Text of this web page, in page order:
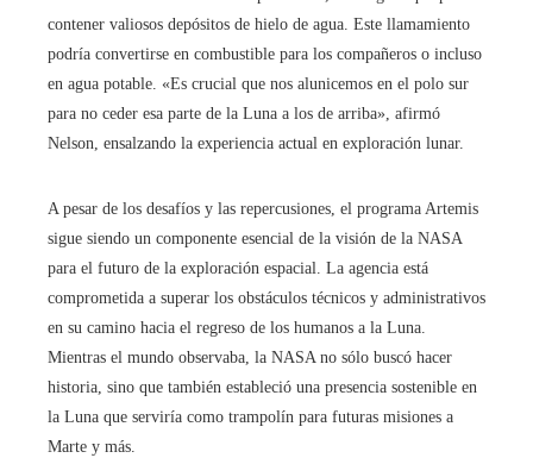
contener valiosos depósitos de hielo de agua. Este llamamiento
podría convertirse en combustible para los compañeros o incluso
en agua potable. «Es crucial que nos alunicemos en el polo sur
para no ceder esa parte de la Luna a los de arriba», afirmó
Nelson, ensalzando la experiencia actual en exploración lunar.
A pesar de los desafíos y las repercusiones, el programa Artemis
sigue siendo un componente esencial de la visión de la NASA
para el futuro de la exploración espacial. La agencia está
comprometida a superar los obstáculos técnicos y administrativos
en su camino hacia el regreso de los humanos a la Luna.
Mientras el mundo observaba, la NASA no sólo buscó hacer
historia, sino que también estableció una presencia sostenible en
la Luna que serviría como trampolín para futuras misiones a
Marte y más.